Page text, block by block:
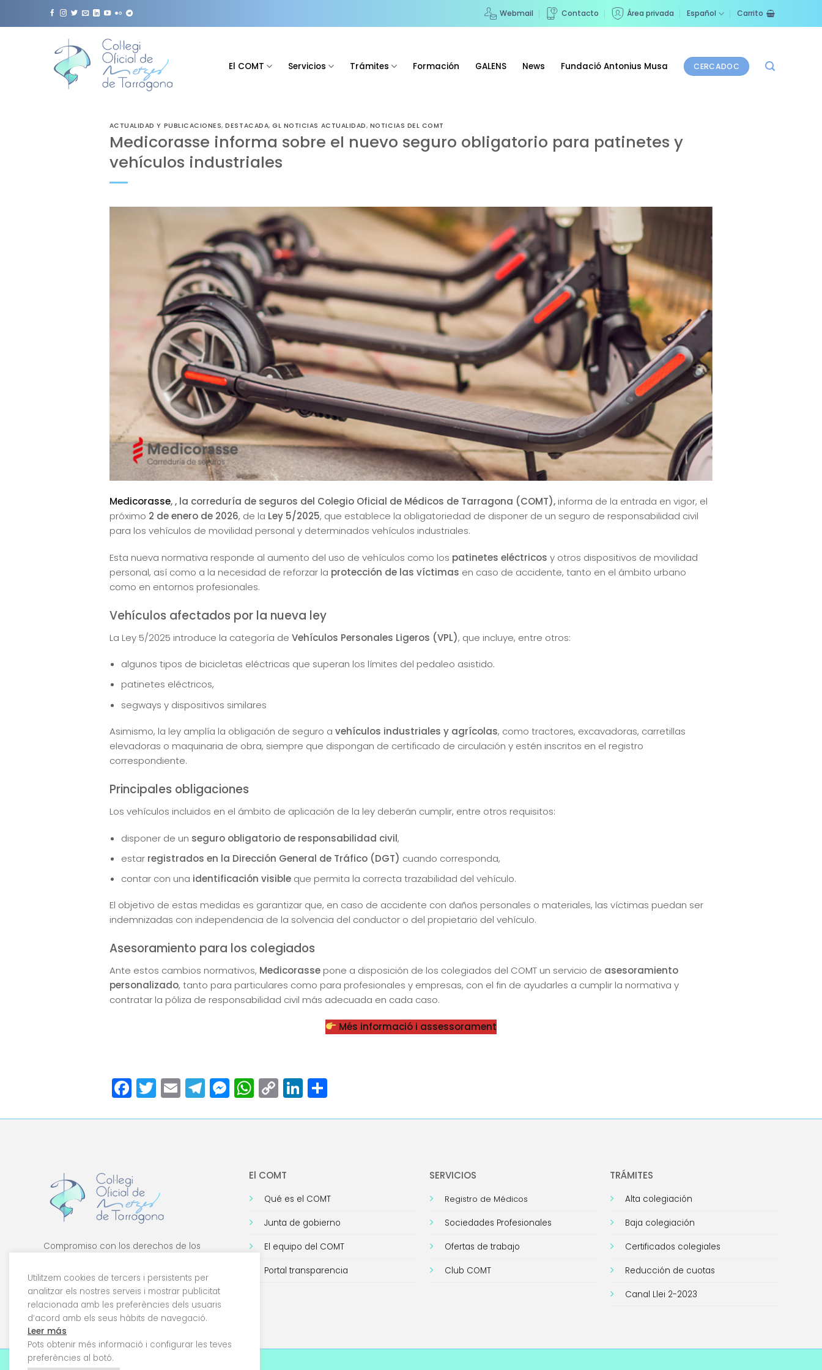
Webmail Contacto Área privada Español Carrito
El COMT Servicios Trámites Formación GALENS News Fundació Antonius Musa CERCADOC
ACTUALIDAD Y PUBLICACIONES,DESTACADA,GL NOTICIAS ACTUALIDAD, NOTICIAS DEL COMT
Medicorasse informa sobre el nuevo seguro obligatorio para patinetes y
vehículos industriales
Medicorasse,, la correduría de seguros del Colegio Oficial de Médicos de Tarragona (COMT),informa de la entrada en vigor, el
próximo 2 de enero de 2026, de la Ley 5/2025, que establece la obligatoriedad de disponer de un seguro de responsabilidad civil
para los vehículos de movilidad personal y determinados vehículos industriales.
Esta nueva normativa responde al aumento del uso de vehículos como los patinetes eléctricos y otros dispositivos de movilidad
personal, así como a la necesidad de reforzar la protección de las víctimas en caso de accidente, tanto en el ámbito urbano
como en entornos profesionales.
Vehículos afectados por la nueva ley
La Ley 5/2025 introduce la categoría de Vehículos Personales Ligeros (VPL), que incluye, entre otros:
algunos tipos de bicicletas eléctricas que superan los límites del pedaleo asistido.
patinetes eléctricos,
segways y dispositivos similares
Asimismo, la ley amplía la obligación de seguro a vehículos industriales y agrícolas, como tractores, excavadoras, carretillas
elevadoras o maquinaria de obra, siempre que dispongan de certificado de circulación y estén inscritos en el registro
correspondiente.
Principales obligaciones
Los vehículos incluidos en el ámbito de aplicación de la ley deberán cumplir, entre otros requisitos:
disponer de un seguro obligatorio de responsabilidad civil,
estar registrados en la Dirección General de Tráfico (DGT) cuando corresponda,
contar con una identificación visible que permita la correcta trazabilidad del vehículo.
El objetivo de estas medidas es garantizar que, en caso de accidente con daños personales o materiales, las víctimas puedan ser
indemnizadas con independencia de la solvencia del conductor o del propietario del vehículo.
Asesoramiento para los colegiados
Ante estos cambios normativos, Medicorassepone a disposición de los colegiados del COMT un servicio de asesoramiento
personalizado, tanto para particulares como para profesionales y empresas, con el fin de ayudarles a cumplir la normativa y
contratar la póliza de responsabilidad civil más adecuada en cada caso.
Més informació i assessorament
Facebook
Twitter
EmailTelegram
Messenger
WhatsApp
Copy
Link
LinkedIn
Compartir
Compromiso con los derechos de los
la tecnología.
El COMT
Qué es el COMT
Junta de gobierno
El equipo del COMT
Portal transparencia
SERVICIOS
Registro de Médicos
Sociedades Profesionales
Ofertas de trabajo
Club COMT
TRÁMITES
Alta colegiación
Baja colegiación
Certificados colegiales
Reducción de cuotas
Canal Llei 2-2023
Utilitzem cookies de tercers i persistents per
analitzar els nostres serveis i mostrar publicitat
relacionada amb les preferències dels usuaris
d’acord amb els seus hàbits de navegació.
Leer más
Pots obtenir més informació i configurar les teves
preferències al botó.